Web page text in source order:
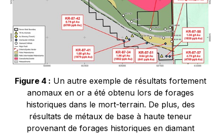
Figure 4 : Un autre exemple de résultats fortement
anomaux en or a été obtenu lors de forages
historiques dans le mort-terrain. De plus, des
résultats de métaux de base à haute teneur
provenant de forages historiques en diamant